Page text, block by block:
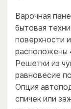
Варочная
бытовая
поверхности
расположены
Решетки из
равновесие
Опция
спичек или